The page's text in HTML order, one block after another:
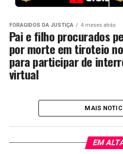
FORAGIDOS DA JUSTIÇA 4 meses atrás
Pai e filho procurados
por morte em tiroteio
para participar de
virtual
MAIS
EM